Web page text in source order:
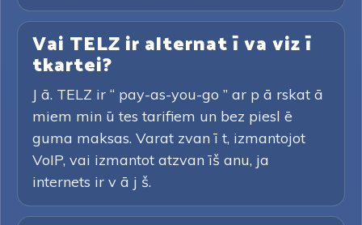
Vai TELZ ir alternat ī va viz ī
tkartei?
J ā. TELZ ir “ pay-as-you-go ” ar p ā rskat ā
miem min ū tes tarifiem un bez piesl ē
guma maksas. Varat zvan ī t, izmantojot
VoIP, vai izmantot atzvan īš anu, ja
internets ir v ā j š.